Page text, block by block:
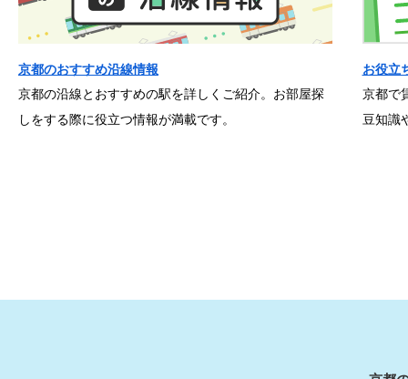
京都のおすすめ沿線情報
京都の沿線とおすすめの駅を詳しくご紹介。お部屋探
しをする際に役立つ情報が満載です。
お役立
京都で
豆知識